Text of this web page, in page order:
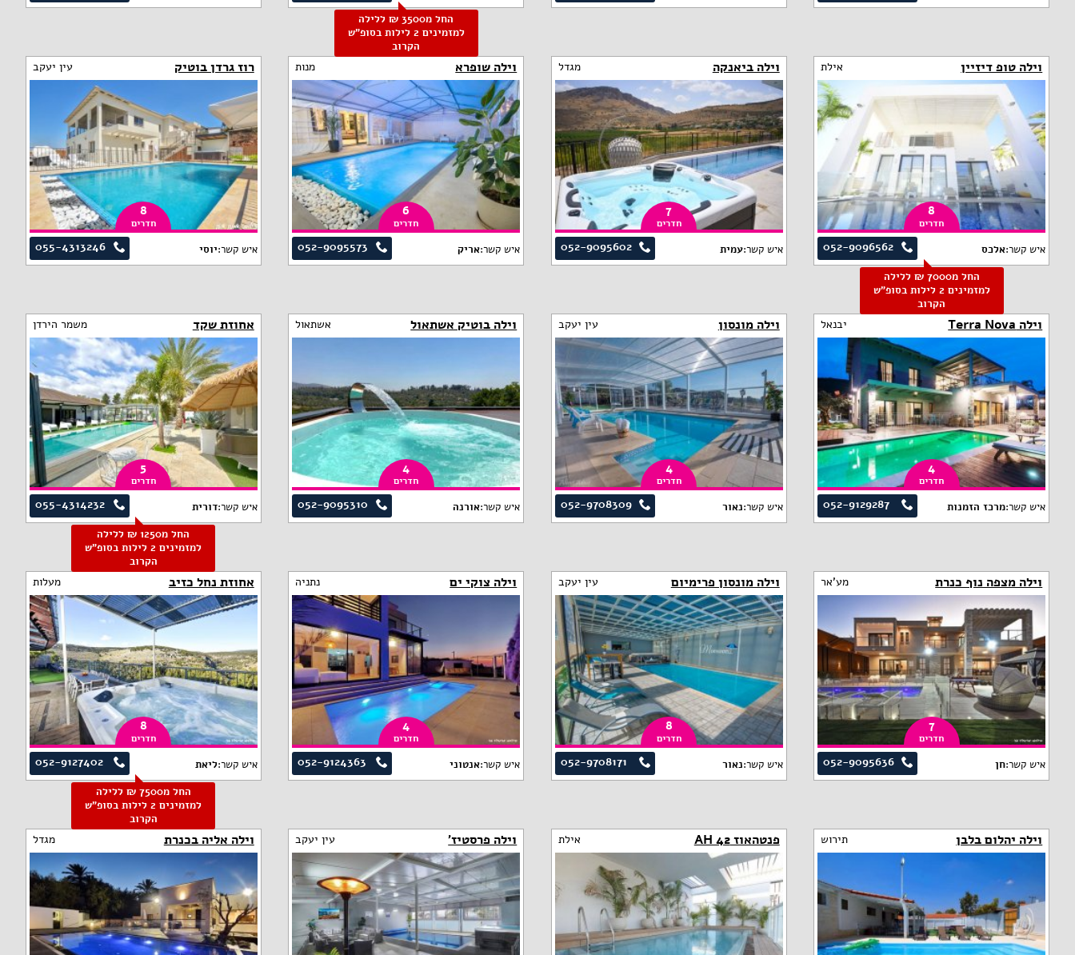
החל מ3500 ₪ ללילה
למזמינים 2 לילות בסופ"ש
הקרוב
וילה טופ דיזיין אילת
8
חדרים
052-9096562 איש קשר:אלכס
החל מ7000 ₪ ללילה
למזמינים 2 לילות בסופ"ש
הקרוב
וילה ביאנקה מגדל
7
חדרים
052-9095602 איש קשר:עמית
וילה שופרא מנות
6
חדרים
052-9095573 איש קשר:אריק
רוז גרדן בוטיק עין יעקב
8
חדרים
055-4313246 איש קשר:יוסי
וילה Terra Nova יבנאל
4
חדרים
052-9129287 איש קשר:מרכז הזמנות
וילה מונסון עין יעקב
4
חדרים
052-9708309 איש קשר:נאור
וילה בוטיק אשתאול אשתאול
4
חדרים
052-9095310 איש קשר:אורנה
אחוזת שקד משמר הירדן
5
חדרים
055-4314232 איש קשר:דורית
החל מ1250 ₪ ללילה
למזמינים 2 לילות בסופ"ש
הקרוב
וילה מצפה נוף כנרת מע'אר
7
חדרים
052-9095636 איש קשר:חן
וילה מונסון פרימיום עין יעקב
8
חדרים
052-9708171 איש קשר:נאור
וילה צוקי ים נתניה
4
חדרים
052-9124363 איש קשר:אנטוני
אחוזת נחל כזיב מעלות
8
חדרים
052-9127402 איש קשר:ליאת
החל מ7500 ₪ ללילה
למזמינים 2 לילות בסופ"ש
הקרוב
וילה יהלום בלבן תירוש פנטהאוז AH 42 אילת וילה פרסטיז' עין יעקב וילה אליה בכנרת מגדל